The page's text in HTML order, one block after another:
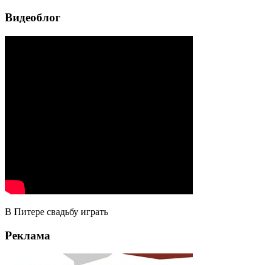
Видеоблог
В Питере свадьбу играть
Реклама